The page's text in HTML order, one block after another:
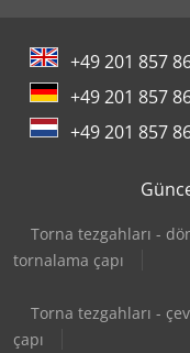
+49 201 857
+49 201 857
+49 201 857
Torna tezgahları -
tornalama çapı
Torna tezgahları -
çapı